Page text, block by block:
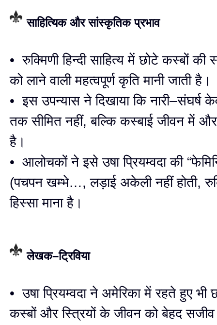
साहित्यिक और सांस्कृतिक प्रभाव
• रुक्मिणी हिन्दी साहित्य में छोटे कस्बों की
को लाने वाली महत्वपूर्ण कृति मानी जाती है।
• इस उपन्यास ने दिखाया कि नारी–संघर्ष
तक सीमित नहीं, बल्कि कस्बाई जीवन में
है।
• आलोचकों ने इसे उषा प्रियम्वदा की
(पचपन खम्भे…, लड़ाई अकेली नहीं होती,
हिस्सा माना है।
लेखक–ट्रिविया
• उषा प्रियम्वदा ने अमेरिका में रहते हुए भी
कस्बों और स्त्रियों के जीवन को बेहद